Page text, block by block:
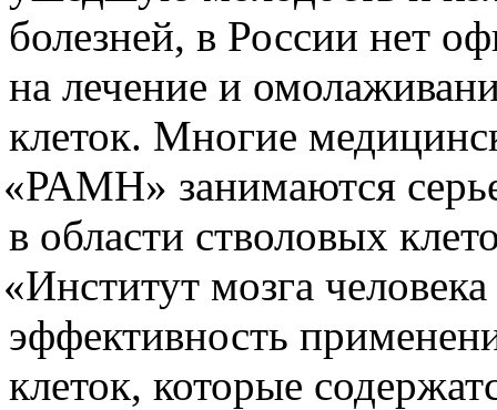
болезней, в России нет
на лечение и
клеток. Многие
«РАМН» занимаются
в области стволовых
«Институт мозга
эффективность
клеток, которые